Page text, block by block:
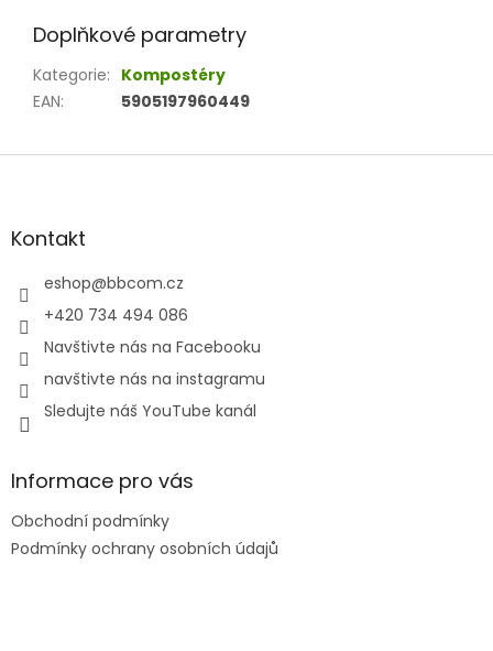
Doplňkové parametry
Kategorie: Kompostéry
EAN: 5905197960449
Z
aKontakt
eshop@bbcom.cz
+420 734 494 086
Navštivte nás na Facebooku
navštivte nás na instagramu
Sledujte náš YouTube kanál
Informace pro vás
Obchodní podmínky
Podmínky ochrany osobních údajů